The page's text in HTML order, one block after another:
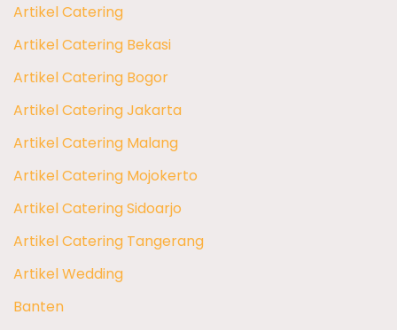
Artikel Catering
Artikel Catering Bekasi
Artikel Catering Bogor
Artikel Catering Jakarta
Artikel Catering Malang
Artikel Catering Mojokerto
Artikel Catering Sidoarjo
Artikel Catering Tangerang
Artikel Wedding
Banten